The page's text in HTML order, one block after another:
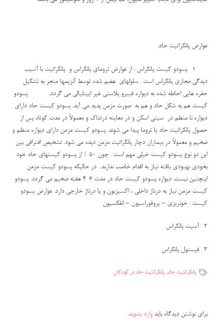
عوارض پانکراتیت حاد:
1- پسودو کیست پانکراس : از عوارض ترومای پانکراس و پانکراتیت با آسیب
دیدگی مجاری پانکراس است . سلولهای هضم شده توسط آنزیمها منجر به تشکیل
حفره هایی احاطه شده به دیواره فیبرو پلاستی غیر اپیتلیالی می گردد. پسودو
کیست هم به شکل حاد و هم به صورت مزمن پدید می آید. پسودو کیست حاد دارای
دیواره نا منظم در سیتی اسکن و در معاینه دردناک و معمولاً در مدت کوتاه پس از
حصول پانکراتیت حاد یا تروما پیدا می شوند. پسودو کیست مزمن دارای دیواره منظم و
ضخیم و معمولاً در بیماران دچار پانکراتیت مزمن دیده می شود. تشخیص افتراقی بین
این دو نوع پسودو کیست خیلی مهم است . چون 50 % از پسودو کیستهای حاد خود
بخودی بهبودی یافته نیاز به اقدام خاصب ندارند. در حالیکه پسودو کیست مزمن
اینچنین نیست. دیواره پسودو کیست حاد در مدت 6-4 هفته ضخیم می گردد. پسودو
کیست مزمن نیاز به درناژ داخلی ، اکسیزیون و یا درناژ خارجی دارد. عوارض پسودو
کیست : خونریزی – پروفوراسیون – انفکسیون
2- آسیت پانکراس
3- فیستول پانکراس
پانکرانتیت حاد,پانکرانتیت حاد در کودکان
برای نوشتن دیدگاه بایدوارد بشوید.